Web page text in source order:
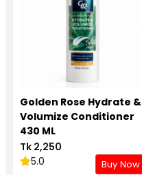
Golden Rose Hydrate &
Volumize Conditioner
430 ML
Tk 2,250
5.0
Buy Now